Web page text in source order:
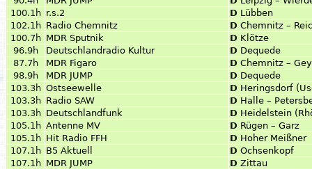
100.1h r.s.2 D Lübben
102.1h Radio Chemnitz D Chemnitz –
100.7h MDR Sputnik D Klötze
96.9h
Deutschlandradio Kultur D Dequede
87.7h
MDR Figaro D Chemnitz –
98.9h
MDR JUMP D Dequede
103.3h Ostseewelle D Heringsdorf
103.3h Radio SAW D Halle –
103.3h Deutschlandfunk D Heidelstein
105.1h Antenne MV D Rügen – Garz
105.1h Hit Radio FFH D Hoher Meißner
107.1h B5 Aktuell D Ochsenkopf
107.1h MDR JUMP D Zittau